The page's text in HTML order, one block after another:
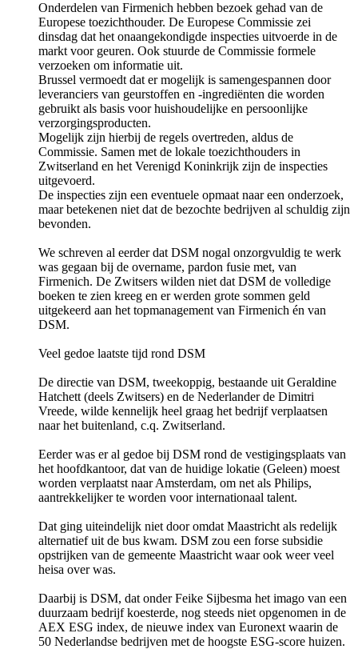
Onderdelen van Firmenich hebben bezoek gehad van de
Europese toezichthouder. De Europese Commissie zei
dinsdag dat het onaangekondigde inspecties uitvoerde in de
markt voor geuren. Ook stuurde de Commissie formele
verzoeken om informatie uit.
Brussel vermoedt dat er mogelijk is samengespannen door
leveranciers van geurstoffen en -ingrediënten die worden
gebruikt als basis voor huishoudelijke en persoonlijke
verzorgingsproducten.
Mogelijk zijn hierbij de regels overtreden, aldus de
Commissie. Samen met de lokale toezichthouders in
Zwitserland en het Verenigd Koninkrijk zijn de inspecties
uitgevoerd.
De inspecties zijn een eventuele opmaat naar een onderzoek,
maar betekenen niet dat de bezochte bedrijven al schuldig zijn
bevonden.
We schreven al eerder dat DSM nogal onzorgvuldig te werk
was gegaan bij de overname, pardon fusie met, van
Firmenich. De Zwitsers wilden niet dat DSM de volledige
boeken te zien kreeg en er werden grote sommen geld
uitgekeerd aan het topmanagement van Firmenich én van
DSM.
Veel gedoe laatste tijd rond DSM
De directie van DSM, tweekoppig, bestaande uit Geraldine
Hatchett (deels Zwitsers) en de Nederlander de Dimitri
Vreede, wilde kennelijk heel graag het bedrijf verplaatsen
naar het buitenland, c.q. Zwitserland.
Eerder was er al gedoe bij DSM rond de vestigingsplaats van
het hoofdkantoor, dat van de huidige lokatie (Geleen) moest
worden verplaatst naar Amsterdam, om net als Philips,
aantrekkelijker te worden voor internationaal talent.
Dat ging uiteindelijk niet door omdat Maastricht als redelijk
alternatief uit de bus kwam. DSM zou een forse subsidie
opstrijken van de gemeente Maastricht waar ook weer veel
heisa over was.
Daarbij is DSM, dat onder Feike Sijbesma het imago van een
duurzaam bedrijf koesterde, nog steeds niet opgenomen in de
AEX ESG index, de nieuwe index van Euronext waarin de
50 Nederlandse bedrijven met de hoogste ESG-score huizen.